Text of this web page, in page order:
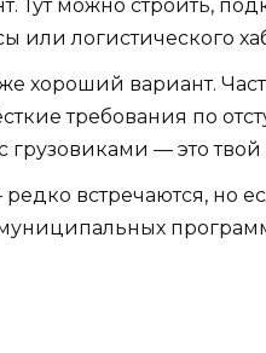
Тут можно строить,
или логистического
хороший вариант.
требования по
грузовиками — это твой
встречаются, но